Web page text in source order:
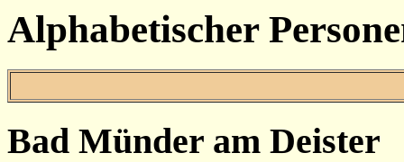
Alphabetischer
Bad Münder am Deister